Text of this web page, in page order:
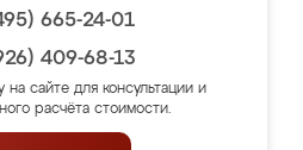
665-24-01
409-68-13
на сайте для консультации и
расчёта стоимости.